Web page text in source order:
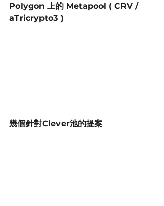
Polygon 上的 Metapool ( CRV /
aTricrypto3 )
幾個針對Clever池的提案